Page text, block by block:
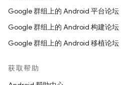
Google 群组上的 Android 平台论坛
Google 群组上的 Android 构建论坛
Google 群组上的 Android 移植论坛
获取帮助